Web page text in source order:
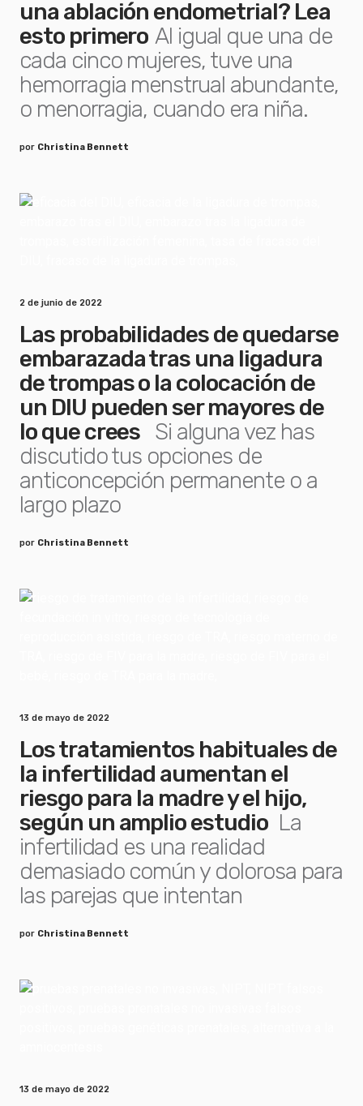
una ablación endometrial? Lea
esto primero Al igual que una de
cada cinco mujeres, tuve una
hemorragia menstrual abundante,
o menorragia, cuando era niña.
por Christina Bennett
2 de junio de 2022
Las probabilidades de quedarse
embarazada tras una ligadura
de trompas o la colocación de
un DIU pueden ser mayores de
lo que crees Si alguna vez has
discutido tus opciones de
anticoncepción permanente o a
largo plazo
por Christina Bennett
13 de mayo de 2022
Los tratamientos habituales de
la infertilidad aumentan el
riesgo para la madre y el hijo,
según un amplio estudio La
infertilidad es una realidad
demasiado común y dolorosa para
las parejas que intentan
por Christina Bennett
13 de mayo de 2022